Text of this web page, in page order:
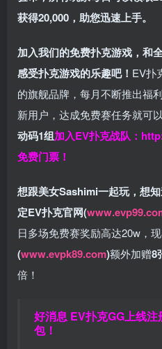
获得20,000，助您迅速上手。
加入我们的免费扑克游戏，和
感受扑克游戏的乐趣吧！ EV扑
的旗舰品牌，每月不断推出福
新用户，达成免费赛任务就
动码1组加入EV扑克战队：
免费门票！
想跟美女Sashimi一起玩， 想
定EV扑克官网(
日多场免费赛奖励高达20w，
(www.evpk89.com)额外加赠8
倍！
好消息 EV扑克GG上线
包！